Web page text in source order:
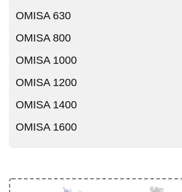
OMISA 630
OMISA 800
OMISA 1000
OMISA 1200
OMISA 1400
OMISA 1600